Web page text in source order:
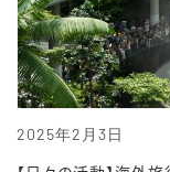
2025年2月3日